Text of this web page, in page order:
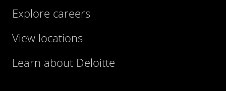
Explore careers
View locations
Learn about Deloitte